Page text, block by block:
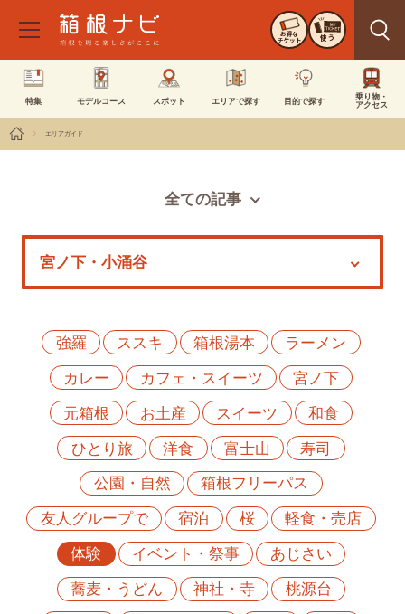
お得な
チケット 使う
特集 モデルコース スポット エリアで探す 目的で探す
乗り物・
アクセス
エリアガイド
全ての記事
特集
強羅
ススキ 箱根湯本
ラーメン
カレー
カフェ・スイーツ
宮ノ下
元箱根
お土産 スイーツ
和食
ひとり旅
洋食 富士山
寿司
公園・自然
箱根フリーパス
友人グループで
宿泊 桜
軽食・売店
体験
イベント・祭事
あじさい
蕎麦・うどん
神社・寺
桃源台